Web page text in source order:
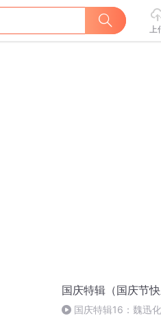
上
国庆特辑（国庆节快
国庆特辑16：魏迅